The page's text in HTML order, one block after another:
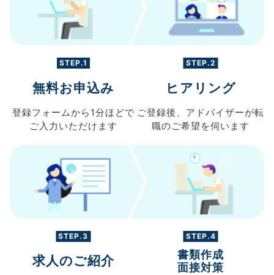
STEP.1
無料お申込み
登録フォームから 1分ほどで
ご入力 いただけます
STEP.2
ヒアリング
ご登録後、 アドバイザーが転
職のご希望を伺います
STEP.3
求人のご紹介
STEP.4
書類作成
面接対策